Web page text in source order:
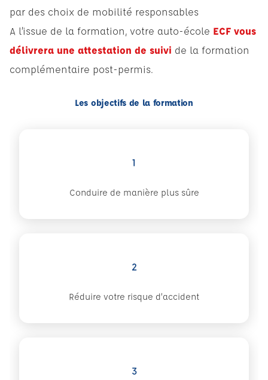
par des choix de mobilité responsables
A l’issue de la formation, votre auto-école ECF vous
délivrera une attestation de suivi de la formation
complémentaire post-permis.
Les objectifs de la formation
1
Conduire de manière plus sûre
2
Réduire votre risque d’accident
3